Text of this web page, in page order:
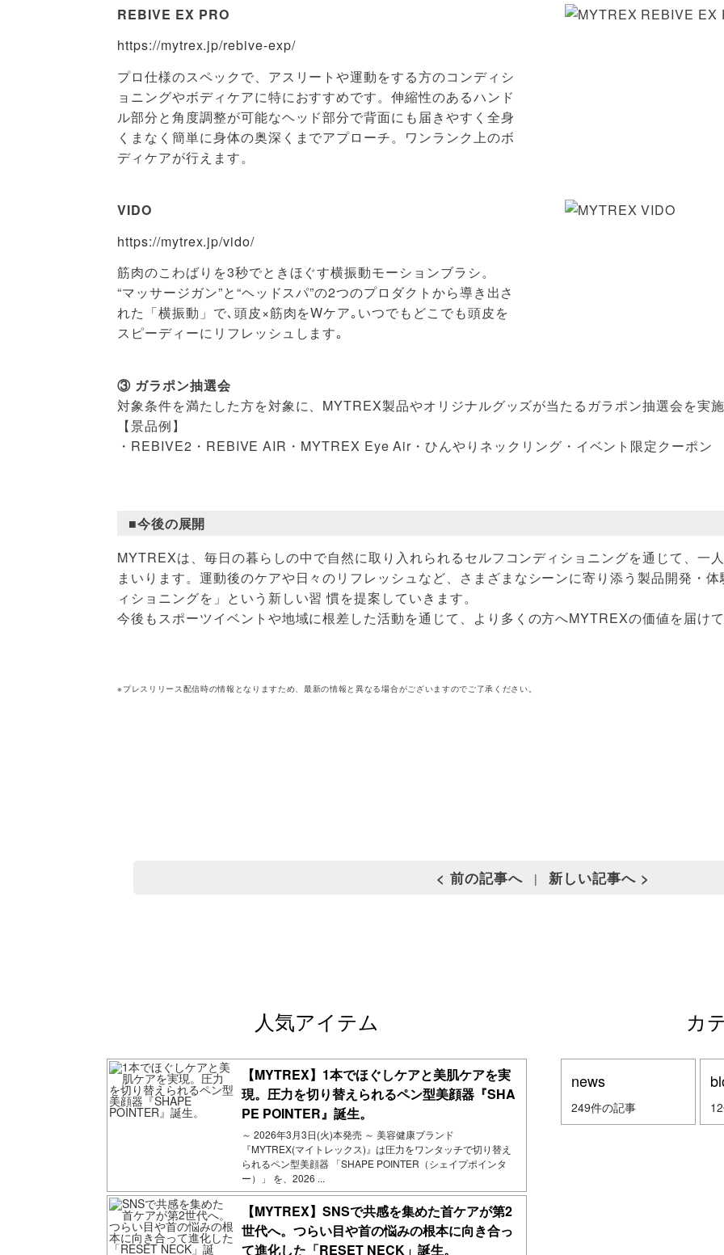
REBIVE EX PRO
https://mytrex.jp/rebive-exp/
プロ仕様のスペックで、アスリートや運動をする方のコンディシ
ョニングやボディケアに特におすすめです。伸縮性のあるハンド
ル部分と角度調整が可能なヘッド部分で背面にも届きやすく全身
くまなく簡単に身体の奥深くまでアプローチ。ワンランク上のボ
ディケアが行えます。
VIDO
https://mytrex.jp/vido/
筋肉のこわばりを3秒でときほぐす横振動モーションブラシ。
“マッサージガン”と“ヘッドスパ”の2つのプロダクトから導き出さ
れた「横振動」で､頭皮×筋肉をWケア｡いつでもどこでも頭皮を
スピーディーにリフレッシュします｡
③ ガラポン抽選会
対象条件を満たした方を対象に、MYTREX製品やオリジナルグッズが当たるガラポン抽選会を実施
【景品例】
・REBIVE2・REBIVE AIR・MYTREX Eye Air・ひんやりネックリング・イベント限定クーポン
■今後の展開
MYTREXは、毎日の暮らしの中で自然に取り入れられるセルフコンディショニングを通じて、一
まいります。運動後のケアや日々のリフレッシュなど、さまざまなシーンに寄り添う製品開発・
ィショニングを」という新しい習 慣を提案していきます。
今後もスポーツイベントや地域に根差した活動を通じて、より多くの方へMYTREXの価値を届けて
※プレスリリース配信時の情報となりますため、最新の情報と異なる場合がございますのでご了承ください。
< 前の記事へ | 新しい記事へ >
人気アイテム
【MYTREX】1本でほぐしケアと美肌ケアを実
現。圧力を切り替えられるペン型美顔器『SHA
PE POINTER』誕生。
～ 2026年3月3日(火)本発売 ～ 美容健康ブランド
『MYTREX(マイトレックス)』は圧力をワンタッチで切り替え
られるペン型美顔器 「SHAPE POINTER（シェイプポインタ
ー）」 を、2026 ...
【MYTREX】SNSで共感を集めた首ケアが第2
世代へ。つらい目や首の悩みの根本に向き合っ
て進化した「RESET NECK」誕生。
カ
news
249件の記事